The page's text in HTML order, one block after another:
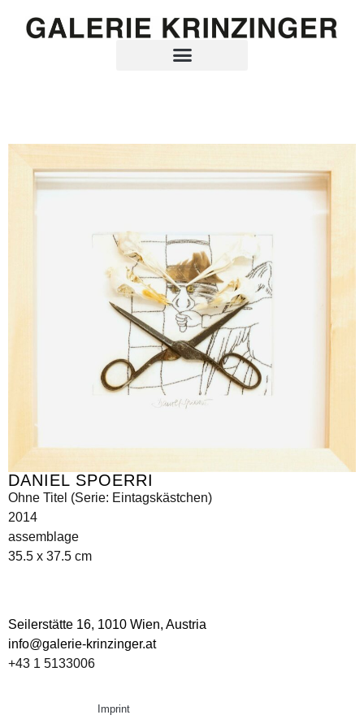
DANIEL SPOERRI
Ohne Titel (Serie: Eintagskästchen)
2014
assemblage
35.5 x 37.5 cm
Seilerstätte 16, 1010 Wien, Austria
info@galerie-krinzinger.at
+43 1 5133006
Imprint